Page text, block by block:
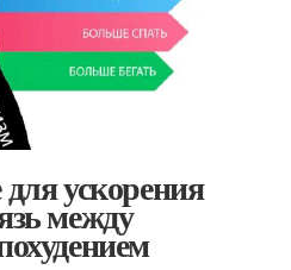
ускорения
между